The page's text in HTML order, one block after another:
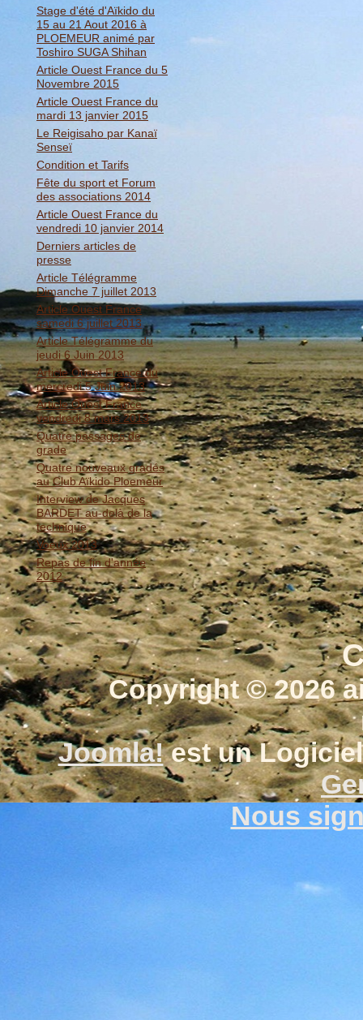
Stage d'été d'Aïkido du
15 au 21 Aout 2016 à
PLOEMEUR animé par
Toshiro SUGA Shihan
Article Ouest France du 5
Novembre 2015
Article Ouest France du
mardi 13 janvier 2015
Le Reigisaho par Kanaï
Senseï
Condition et Tarifs
Fête du sport et Forum
des associations 2014
Article Ouest France du
vendredi 10 janvier 2014
Derniers articles de
presse
Article Télégramme
Dimanche 7 juillet 2013
Article Ouest France
samedi 6 juillet 2013
Article Télégramme du
jeudi 6 Juin 2013
Article Ouest France du
mercredi 5 Juin 2013
Article Ouest France
vendredi 8 mars 2013
Quatre passages de
grade
Quatre nouveaux gradés
au Club Aïkido Ploemeur
Interview de Jacques
BARDET au-delà de la
technique
Voeux 2013
Repas de fin d'année
2012
Copyright © 2026
Joomla!est un
Nous